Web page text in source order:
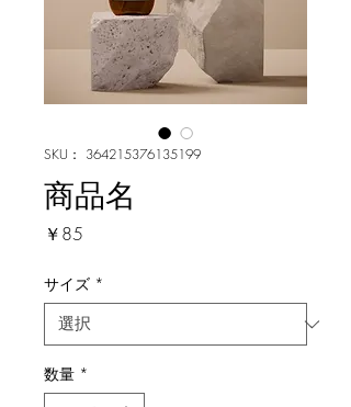
SKU： 364215376135199
商品名
￥85
サイズ *
数量 *